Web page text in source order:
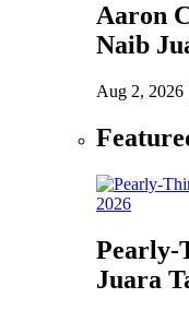
Aaron
Naib
Aug 2, 2026
Pearly-
Juara